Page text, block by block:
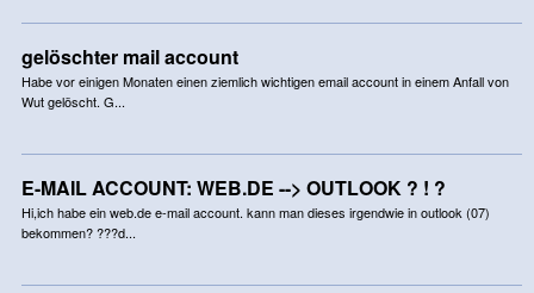
gelöschter mail account
Habe vor einigen Monaten einen ziemlich wichtigen email account in einem Anfall von
Wut gelöscht. G...
E-MAIL ACCOUNT: WEB.DE --> OUTLOOK ? ! ?
Hi,ich habe ein web.de e-mail account. kann man dieses irgendwie in outlook (07)
bekommen? ???d...